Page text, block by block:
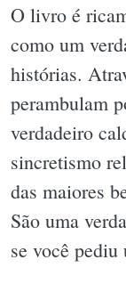
O livro é
como um
histórias.
perambulam
verdadeiro
sincretismo
das maiores
São uma
se você